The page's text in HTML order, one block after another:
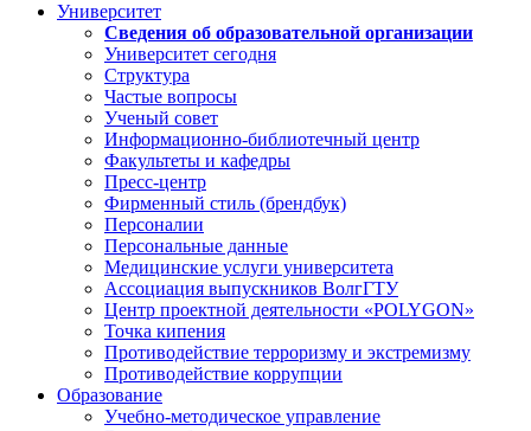
Университет
Сведения об образовательной организации
Университет сегодня
Структура
Частые вопросы
Ученый совет
Информационно-библиотечный центр
Факультеты и кафедры
Пресс-центр
Фирменный стиль (брендбук)
Персоналии
Персональные данные
Медицинские услуги университета
Ассоциация выпускников ВолгГТУ
Центр проектной деятельности «POLYGON»
Точка кипения
Противодействие терроризму и экстремизму
Противодействие коррупции
Образование
Учебно-методическое управление